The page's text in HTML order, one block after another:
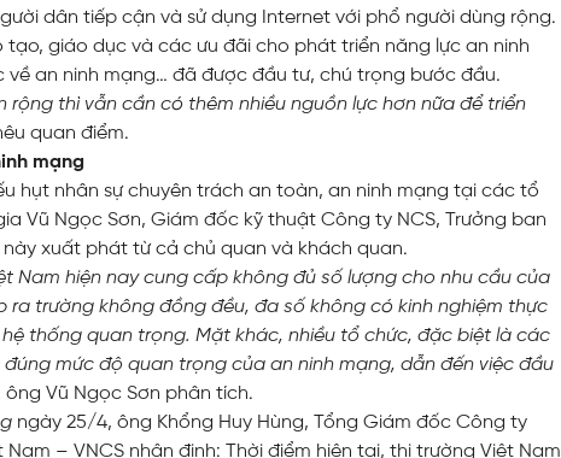
dân tiếp cận và sử dụng Internet với phổ người dùng rộng.
giáo dục và các ưu đãi cho phát triển năng lực an ninh
an ninh mạng… đã được đầu tư, chú trọng bước đầu.
rộng thì vẫn cần có thêm nhiều nguồn lực hơn nữa để triển
quan điểm.
mạng
hụt nhân sự chuyên trách an toàn, an ninh mạng tại các tổ
Vũ Ngọc Sơn, Giám đốc kỹ thuật Công ty NCS, Trưởng ban
xuất phát từ cả chủ quan và khách quan.
Nam hiện nay cung cấp không đủ số lượng cho nhu cầu của
ra trường không đồng đều, đa số không có kinh nghiệm thực
thống quan trọng. Mặt khác, nhiều tổ chức, đặc biệt là các
mức độ quan trọng của an ninh mạng, dẫn đến việc đầu
ông Vũ Ngọc Sơn phân tích.
ngày 25/4, ông Khổng Huy Hùng, Tổng Giám đốc Công ty
– VNCS nhận định: Thời điểm hiện tại, thị trường Việt Nam